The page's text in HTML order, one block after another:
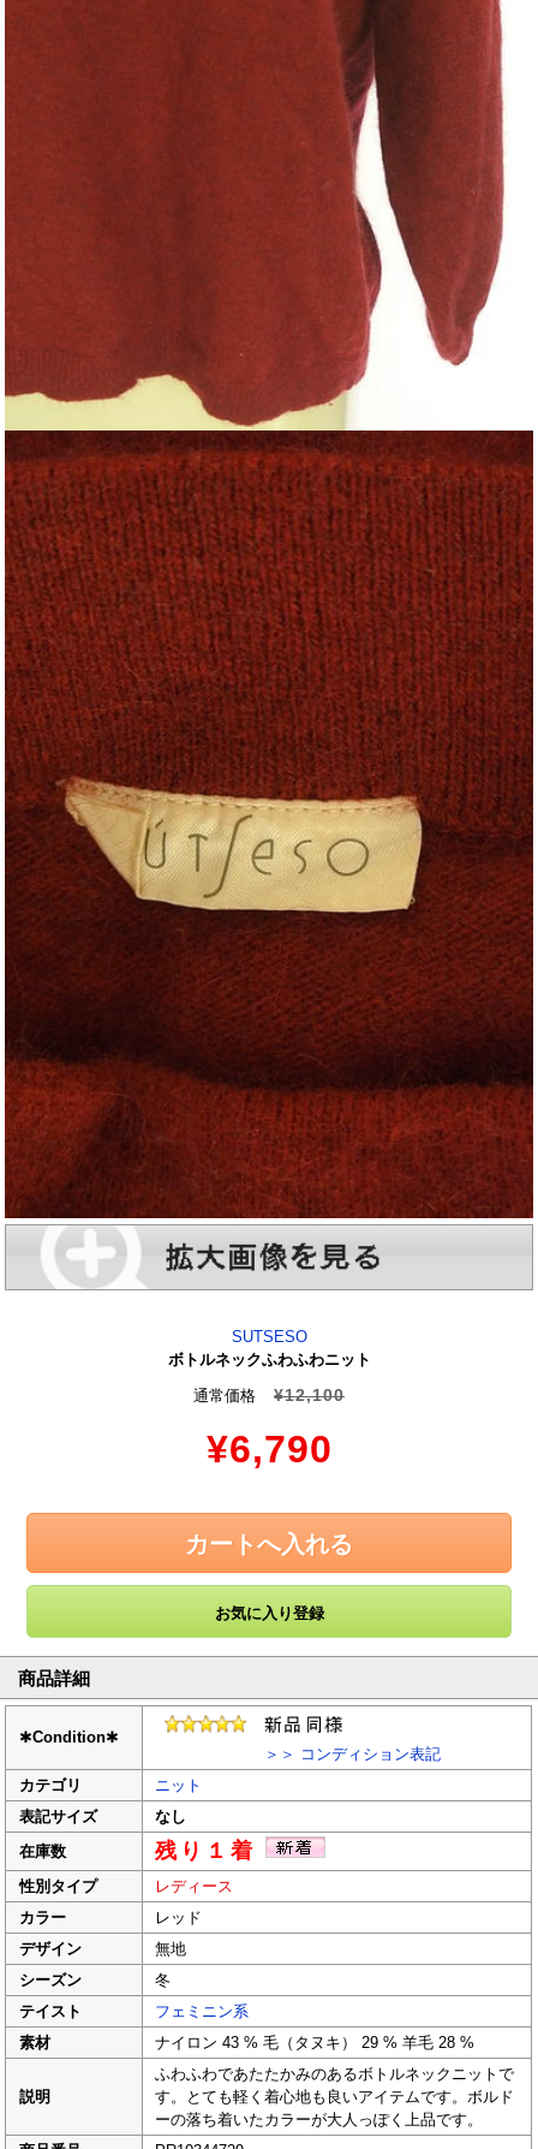
SUTSESO
ボトルネックふわふわニット
通常価格
¥12,100
¥6,790
カートへ入れる
商品詳細
✱Condition✱
＞＞ コンディション表記
カテゴリ
ニット
表記サイズ
なし
在庫数
残り１着
性別タイプ
レディース
カラー
レッド
デザイン
無地
シーズン
冬
テイスト
フェミニン系
素材
ナイロン 43 % 毛（タヌキ） 29 % 羊毛 28 %
説明
ふわふわであたたかみのあるボトルネックニットで
す。とても軽く着心地も良いアイテムです。ボルド
ーの落ち着いたカラーが大人っぽく上品です。